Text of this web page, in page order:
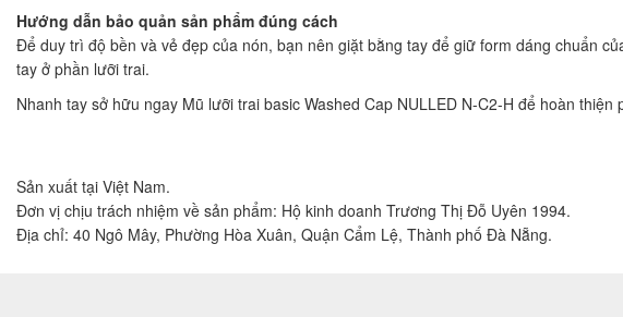
Hướng dẫn bảo quản sản phẩm đúng cách
Để duy trì độ bền và vẻ đẹp của nón, bạn nên giặt bằng tay để giữ form dáng chuẩn
tay ở phần lưỡi trai.
Nhanh tay sở hữu ngay Mũ lưỡi trai basic Washed Cap NULLED N-C2-H để hoàn thiện
Sản xuất tại Việt Nam.
Đơn vị chịu trách nhiệm về sản phẩm: Hộ kinh doanh Trương Thị Đỗ Uyên 1994.
Địa chỉ: 40 Ngô Mây, Phường Hòa Xuân, Quận Cẩm Lệ, Thành phố Đà Nẵng.